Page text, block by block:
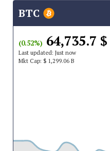
$ 64,735.7
(0.52%)
Last updated: Just now
Mkt Cap: $ 1,299.06 B